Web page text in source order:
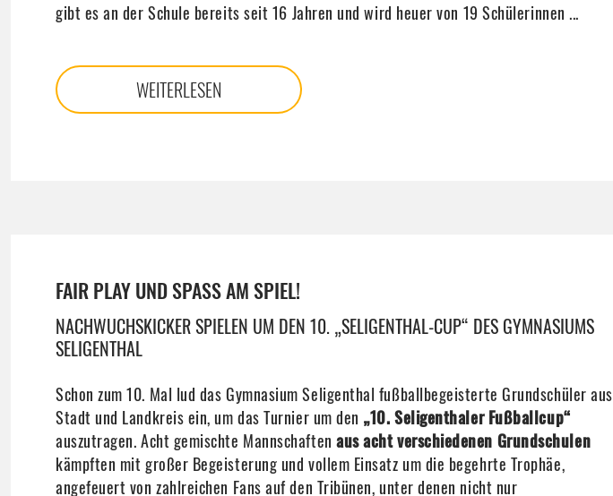
gibt es an der Schule bereits seit 16 Jahren und wird heuer von 19 Schülerinnen ...
WEITERLESEN
FAIR PLAY UND SPASS AM SPIEL!
NACHWUCHSKICKER SPIELEN UM DEN 10. „SELIGENTHAL-CUP“ DES GYMNASIUMS
SELIGENTHAL
Schon zum 10. Mal lud das Gymnasium Seligenthal fußballbegeisterte Grundschüler aus
Stadt und Landkreis ein, um das Turnier um den „10. Seligenthaler Fußballcup“
auszutragen. Acht gemischte Mannschaftenaus acht verschiedenen Grundschulen
kämpften mit großer Begeisterung und vollem Einsatz um die begehrte Trophäe,
angefeuert von zahlreichen Fans auf den Tribünen, unter denen nicht nur